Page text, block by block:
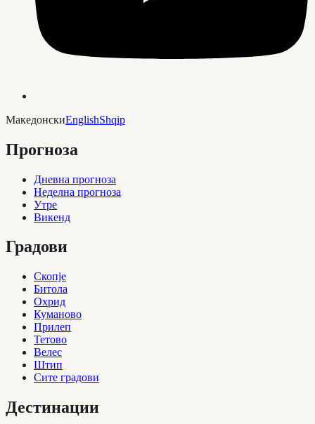
МакедонскиEnglishShqip
Прогноза
Дневна прогноза
Неделна прогноза
Утре
Викенд
Градови
Скопје
Битола
Охрид
Куманово
Прилеп
Тетово
Велес
Штип
Сите градови
Дестинации